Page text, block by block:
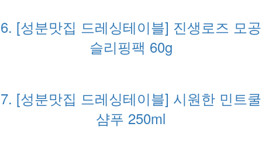
6. [성분맛집 드레싱테이블] 진생로즈 모공
슬리핑팩 60g
7. [성분맛집 드레싱테이블] 시원한 민트쿨
샴푸 250ml